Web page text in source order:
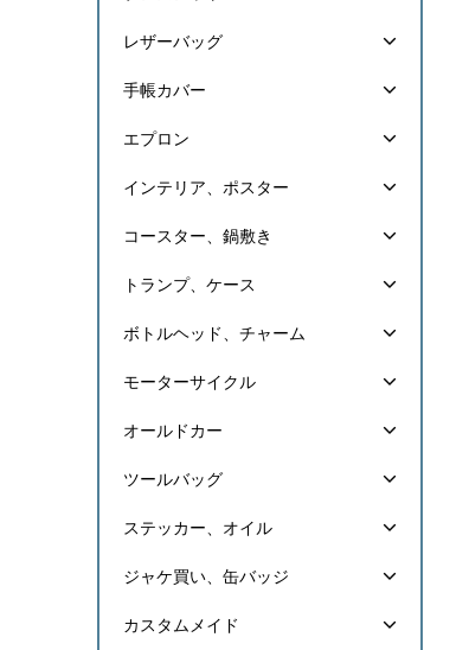
レザーバッグ
手帳カバー
エプロン
インテリア、ポスター
コースター、鍋敷き
トランプ、ケース
ボトルヘッド、チャーム
モーターサイクル
オールドカー
ツールバッグ
ステッカー、オイル
ジャケ買い、缶バッジ
カスタムメイド